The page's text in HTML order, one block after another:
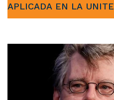
APLICADA EN LA